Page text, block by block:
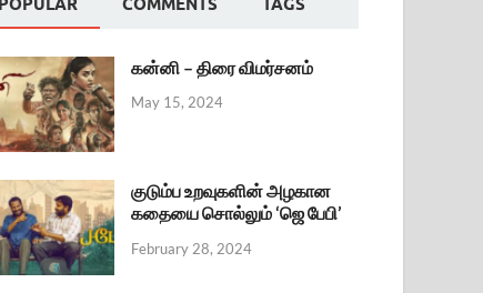
POPULAR COMMENTS TAGS
கன்னி – திரை விமர்சனம்
May 15, 2024
குடும்ப உறவுகளின் அழகான
கதையை சொல்லும் ‘ஜெ பேபி’
February 28, 2024